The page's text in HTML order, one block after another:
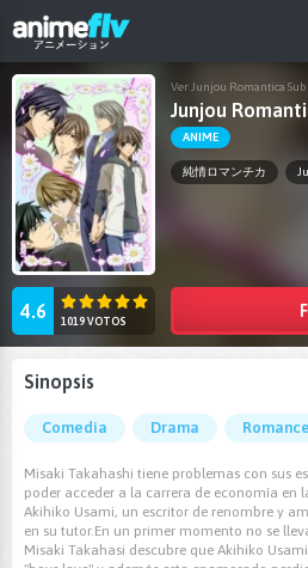
Ver Junjou Romantica
Junjou
ANIME
純情ロマンチカ
4.6 1019 VOTOS
Sinopsis
Comedia Drama Romance
Misaki Takahashi tiene problemas con sus
poder acceder a la carrera de economía en
Akihiko Usami, un escritor de renombre y
en su tutor.En un primer momento no se
Misaki Takahasi descubre que Akihiko